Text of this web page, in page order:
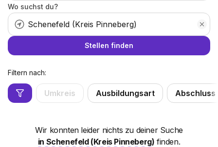
Wo suchst du?
Stellen finden
Filtern nach:
Umkreis Ausbildungsart Abschluss
Wir konnten leider nichts zu deiner Suche
in Schenefeld (Kreis Pinneberg) finden.